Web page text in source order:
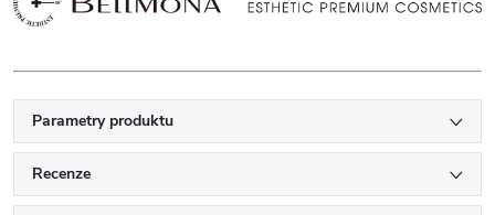
Parametry produktu
Recenze